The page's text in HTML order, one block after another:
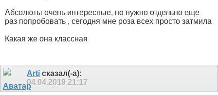
Абсолюты очень интересные, но нужно отдельно еще
раз попробовать , сегодня мне роза всех просто затмила
Какая же она классная
Arti сказал(-а):
04.04.2019 21:17